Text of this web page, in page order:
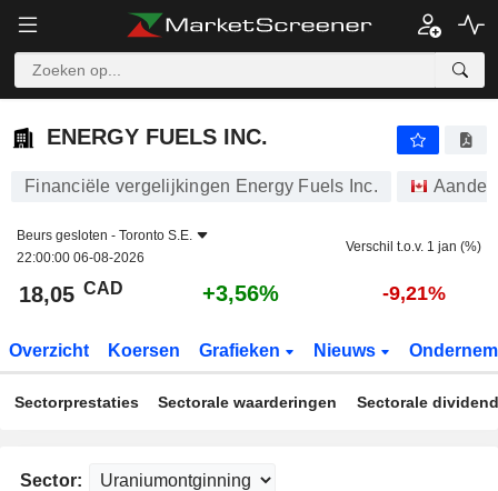
ENERGY FUELS INC.
ENERGY FUELS INC.
Financiële vergelijkingen Energy Fuels Inc.
Beurs gesloten - Toronto S.E.
22:00:00 06-08-2026
Verschil t.o.v. 1 jan (%)
18,05 CAD +3,56% -9,21%
Overzicht Koersen Grafieken Nieuws
Sectorprestaties Sectorale waarderingen Sectorale
Sector: